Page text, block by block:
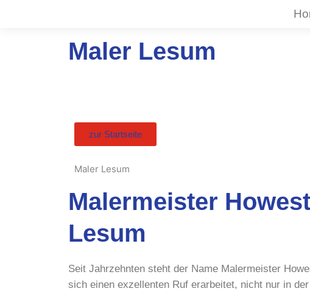
Maler Lesum
zur Startseite
Maler Lesum
Malermeister
Lesum
Seit Jahrzehnten steht der Name Malermeister
sich einen exzellenten Ruf erarbeitet, nicht nur in